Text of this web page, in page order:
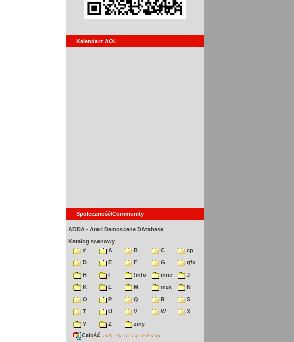
Kalendarz AOL
Społeczność/Community
ADDA - Atari Demoscene DAtabase
Katalog scenowy
#
A B C
cp
D
E F G
gfx
H
I !info inne
J
K
L M msx
N
O
P Q R
S
T
U V W
X
Y
Z
ziny
Całość md5 sha (7-Zip TUGZip)